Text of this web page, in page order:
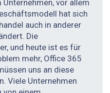
vor allem
hat sich
auch in anderer
Die
und heute ist es für
mehr, Office 365
uns an diese
Viele Unternehmen